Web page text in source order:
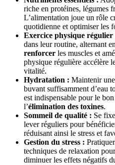
riche en protéines, légumes
L’alimentation joue un rôle
quotidienne et optimiser les
Exercice physique régulier
dans leur routine, alternant
renforcer les muscles et
physique régulière accélère
vitalité.
Hydratation : Maintenir une
buvant suffisamment d’eau
est indispensable pour le
l’élimination des toxines.
Sommeil de qualité : Se
lever réguliers pour
réduisant ainsi le stress et
Gestion du stress :
techniques de relaxation
diminuer les effets négatifs